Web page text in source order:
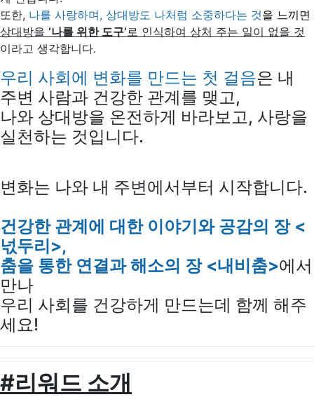
또한, 나를 사랑하며, 상대방도 나처럼 소중하다는 것을 느끼면
상대방을 ‘나를 위한 도구’로 인식하여 상처 주는 일이 없을 것
이라고 생각합니다.
우리 사회에 변화를 만드는 첫 걸음은 내
주변 사람과 건강한 관계를 맺고,
나와 상대방을 온전하게 바라보고, 사랑을
실천하는 것입니다.
변화는 나와 내 주변에서부터 시작합니다.
건강한 관계에 대한 이야기와 공감의 장 <
넋두리>,
춤을 통한 연결과 해소의 장 <내비춤>에서
만나
우리 사회를 건강하게 만드는데 함께 해주
세요!
#리워드 소개